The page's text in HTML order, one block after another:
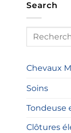
Search
Recherche
Chevaux
Soins
Tondeuse
Clôtures